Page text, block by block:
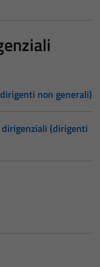
non generali)
(dirigenti